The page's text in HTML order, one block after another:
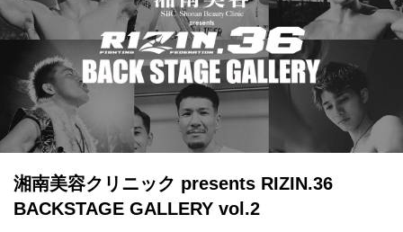
湘南美容クリニック presents RIZIN.36
BACKSTAGE GALLERY vol.2